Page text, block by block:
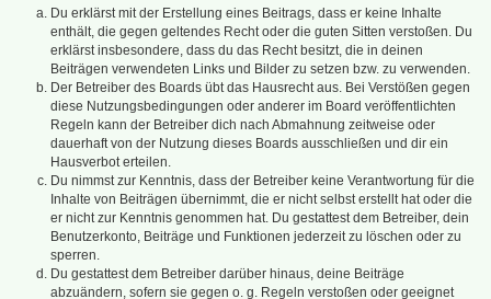
Du erklärst mit der Erstellung eines Beitrags, dass er keine Inhalte
enthält, die gegen geltendes Recht oder die guten Sitten verstoßen. Du
erklärst insbesondere, dass du das Recht besitzt, die in deinen
Beiträgen verwendeten Links und Bilder zu setzen bzw. zu verwenden.
Der Betreiber des Boards übt das Hausrecht aus. Bei Verstößen gegen
diese Nutzungsbedingungen oder anderer im Board veröffentlichten
Regeln kann der Betreiber dich nach Abmahnung zeitweise oder
dauerhaft von der Nutzung dieses Boards ausschließen und dir ein
Hausverbot erteilen.
Du nimmst zur Kenntnis, dass der Betreiber keine Verantwortung für die
Inhalte von Beiträgen übernimmt, die er nicht selbst erstellt hat oder die
er nicht zur Kenntnis genommen hat. Du gestattest dem Betreiber, dein
Benutzerkonto, Beiträge und Funktionen jederzeit zu löschen oder zu
sperren.
Du gestattest dem Betreiber darüber hinaus, deine Beiträge
abzuändern, sofern sie gegen o. g. Regeln verstoßen oder geeignet